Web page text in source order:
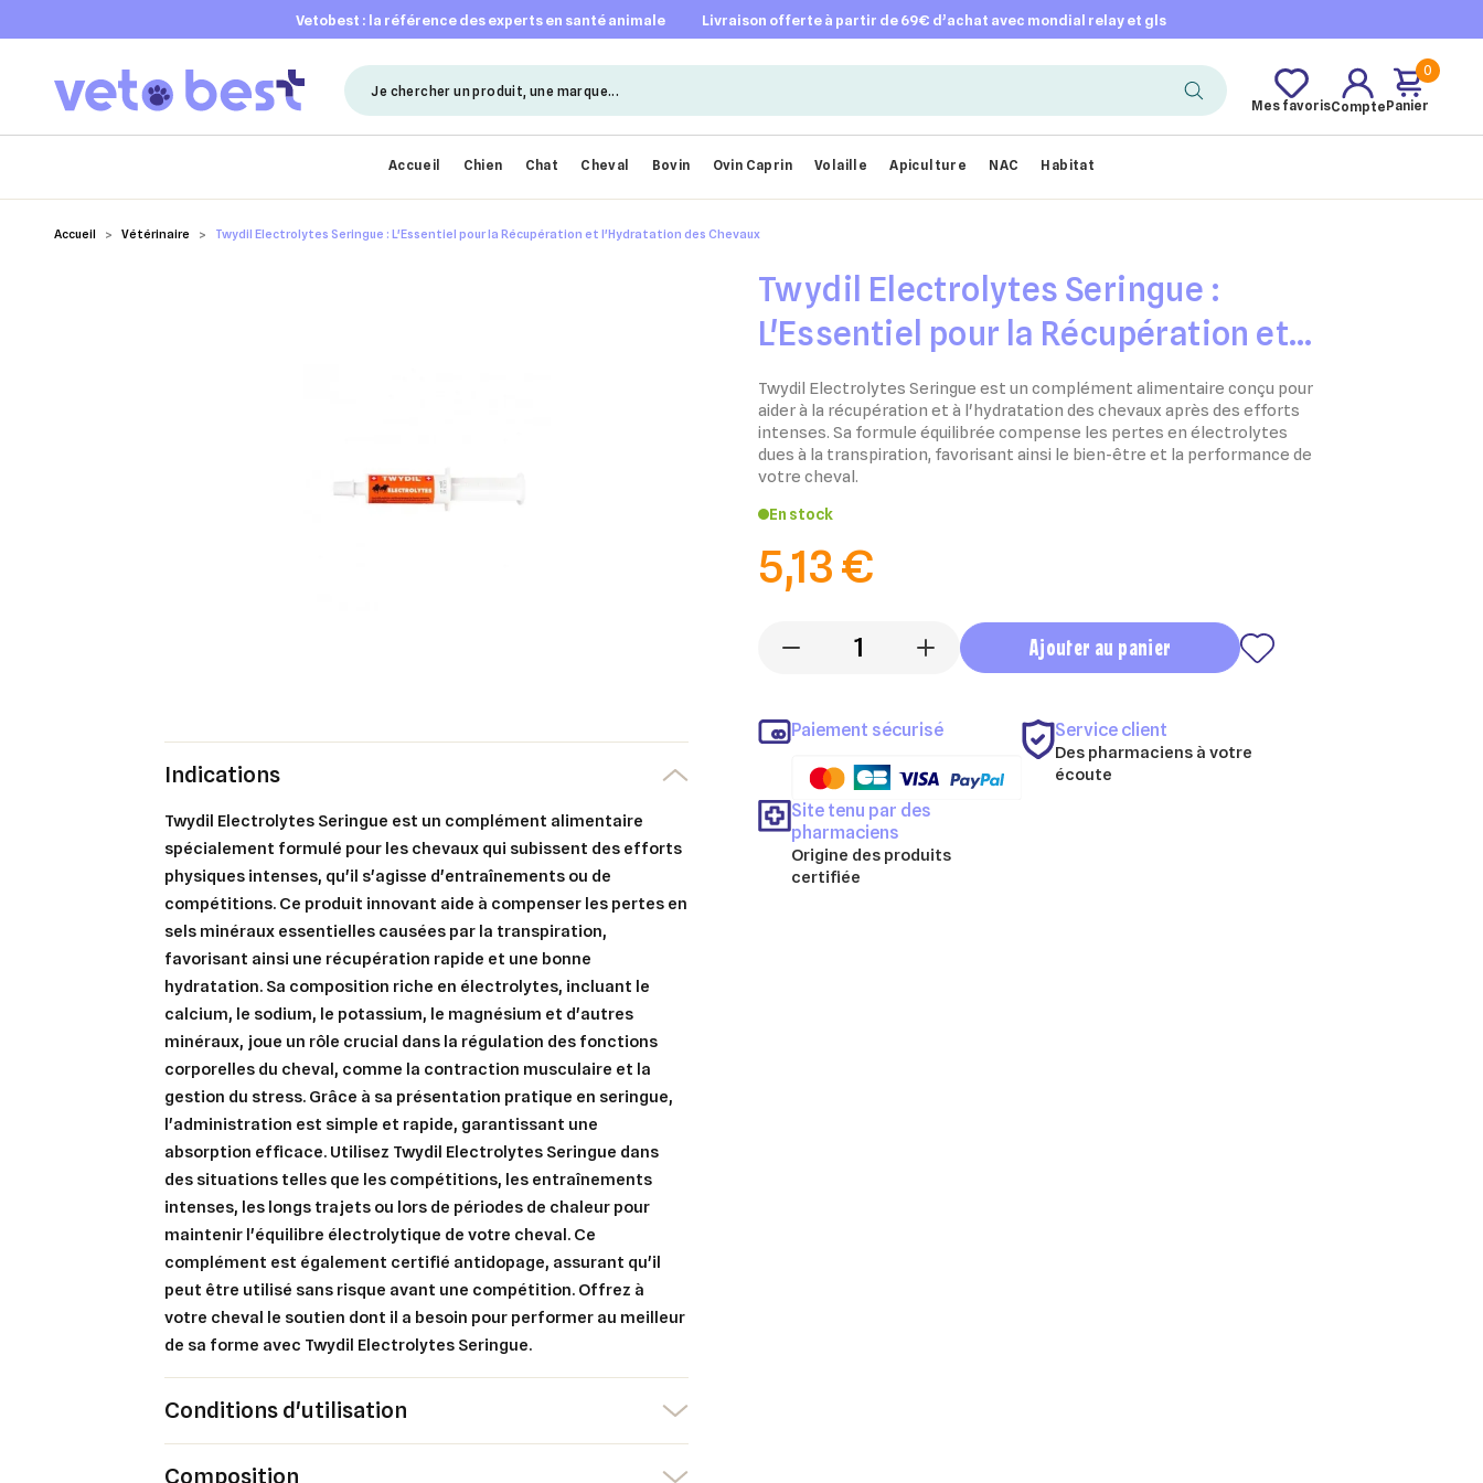
vetobest : la référence des experts en santé animale livraison offerte à partir de 69€ d’achat avec mondial relay et gls
Mes favorisCompte
0
Panier
Accueil Chien Chat Cheval Bovin Ovin Caprin Volaille Apiculture NAC Habitat
Accueil Vétérinaire Twydil Electrolytes Seringue : L'Essentiel pour la Récupération et l'Hydratation des Chevaux
Twydil Electrolytes Seringue :
L'Essentiel pour la Récupération et
l'Hydratation des Chevaux
Twydil Electrolytes Seringue est un complément alimentaire conçu pour
aider à la récupération et à l'hydratation des chevaux après des efforts
intenses. Sa formule équilibrée compense les pertes en électrolytes
dues à la transpiration, favorisant ainsi le bien-être et la performance de
votre cheval.
En stock
5,13 €
- + Ajouter au panier
Paiement sécurisé Service client
Des pharmaciens à votre
écoute
Site tenu par des
pharmaciens
Origine des produits
certifiée
Indications
Twydil Electrolytes Seringue est un complément alimentaire
spécialement formulé pour les chevaux qui subissent des efforts
physiques intenses, qu'il s'agisse d'entraînements ou de
compétitions. Ce produit innovant aide à compenser les pertes en
sels minéraux essentielles causées par la transpiration,
favorisant ainsi une récupération rapide et une bonne
hydratation. Sa composition riche en électrolytes, incluant le
calcium, le sodium, le potassium, le magnésium et d'autres
minéraux, joue un rôle crucial dans la régulation des fonctions
corporelles du cheval, comme la contraction musculaire et la
gestion du stress. Grâce à sa présentation pratique en seringue,
l'administration est simple et rapide, garantissant une
absorption efficace. Utilisez Twydil Electrolytes Seringue dans
des situations telles que les compétitions, les entraînements
intenses, les longs trajets ou lors de périodes de chaleur pour
maintenir l'équilibre électrolytique de votre cheval. Ce
complément est également certifié antidopage, assurant qu'il
peut être utilisé sans risque avant une compétition. Offrez à
votre cheval le soutien dont il a besoin pour performer au meilleur
de sa forme avec Twydil Electrolytes Seringue.
Conditions d'utilisation
Composition
Ajouter à ma liste d'envies
add_circle_outline
Créer une liste d'envies
Nom de la liste d'envies
Annuler Créer une liste d'envies
Vous devez être connecté pour ajouter des produits à votre liste d'envies.
Annuler Connexion